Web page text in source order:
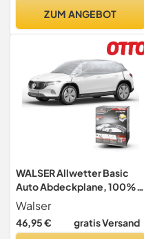
Golf/GTI/Rabbit, Mini
Honda Fit(450 * 182 *
ZUM ANGEBOT
WALSER Allwetter Basic
Auto Abdeckplane, 100%
wasserdichte
Autoabdeckung,
wasserdichte
Walser
46,95 € gratis Versand